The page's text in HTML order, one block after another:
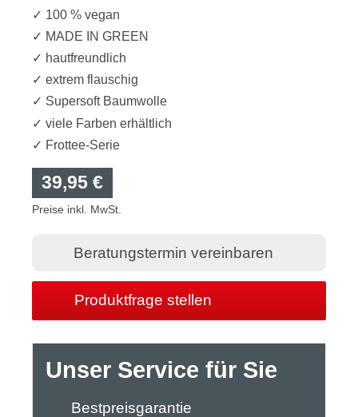
✓ 100 % vegan
✓ MADE IN GREEN
✓ hautfreundlich
✓ extrem flauschig
✓ Supersoft Baumwolle
✓ viele Farben erhältlich
✓ Frottee-Serie
39,95 €
Preise inkl. MwSt.
Beratungstermin vereinbaren
Produktfrage stellen
Unser Service für Sie
Bestpreisgarantie